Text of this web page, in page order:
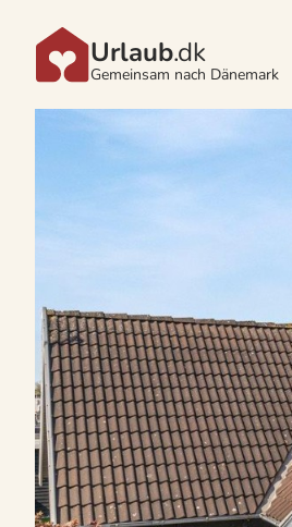
Urlaub.dk
Gemeinsam nach Dänemark